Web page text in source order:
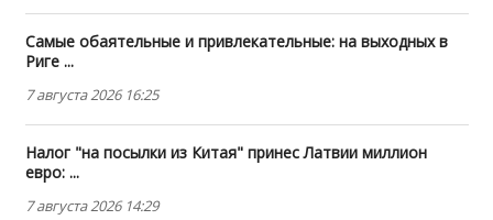
Самые обаятельные и привлекательные: на выходных в
Риге ...
7 августа 2026 16:25
Налог "на посылки из Китая" принес Латвии миллион
евро: ...
7 августа 2026 14:29